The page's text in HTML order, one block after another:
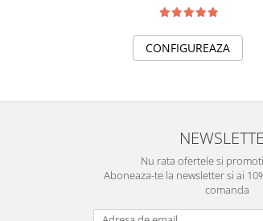
CONFIGUREAZA
Nu rata ofertele si
Aboneaza-te la newsletter si ai
comanda